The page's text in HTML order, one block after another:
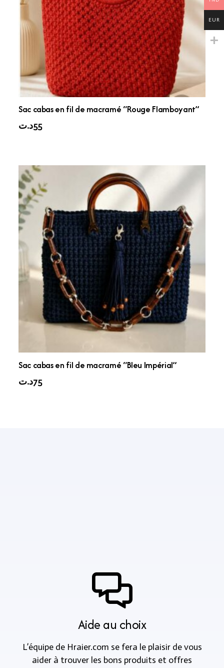
Sac cabas en fil de macramé “Rouge Flamboyant”
55د.ت
Sac cabas en fil de macramé “Bleu Impérial”
75د.ت
Aide au choix
L’équipe de Hraier.com se fera le plaisir de vous
aider à trouver les bons produits et offres
EUR